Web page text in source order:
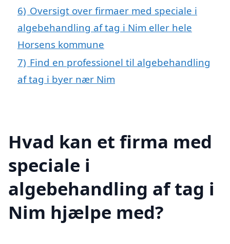
6) Oversigt over firmaer med speciale i
algebehandling af tag i Nim eller hele
Horsens kommune
7) Find en professionel til algebehandling
af tag i byer nær Nim
Hvad kan et firma med
speciale i
algebehandling af tag i
Nim hjælpe med?